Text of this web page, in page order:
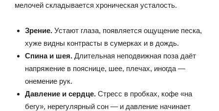
мелочей складывается хроническая усталость.
Зрение. Устают глаза, появляется ощущение песка,
хуже видны контрасты в сумерках и в дождь.
Спина и шея. Длительная неподвижная поза даёт
напряжение в пояснице, шее, плечах, иногда —
онемение рук.
Давление и сердце. Стресс в пробках, кофе «на
бегу», нерегулярный сон — и давление начинает